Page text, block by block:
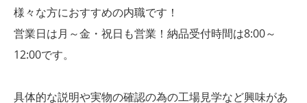
様々な方におすすめの内職です！
営業日は月～金・祝日も営業！納品受付時間は8:00～
12:00です。
具体的な説明や実物の確認の為の工場見学など興味があ